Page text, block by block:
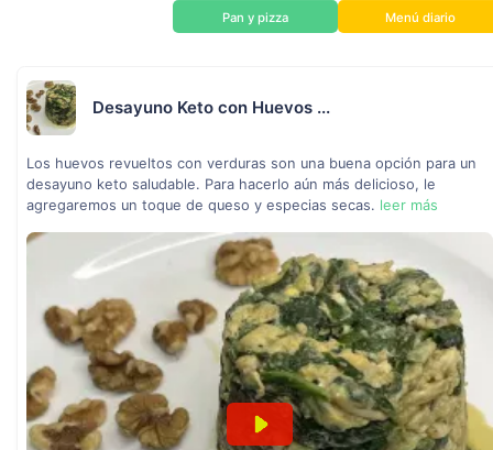
Pan y pizza Menú diario
Desayuno Keto con Huevos ...
Los huevos revueltos con verduras son una buena opción para un
desayuno keto saludable. Para hacerlo aún más delicioso, le
agregaremos un toque de queso y especias secas. leer más